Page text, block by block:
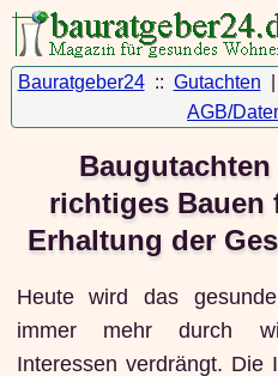
Bauratgeber24:: Gutachten
AGB/
richtiges Bauen
Erhaltung der
Heute wird das
immer mehr durch
Interessen verdrängt. Die